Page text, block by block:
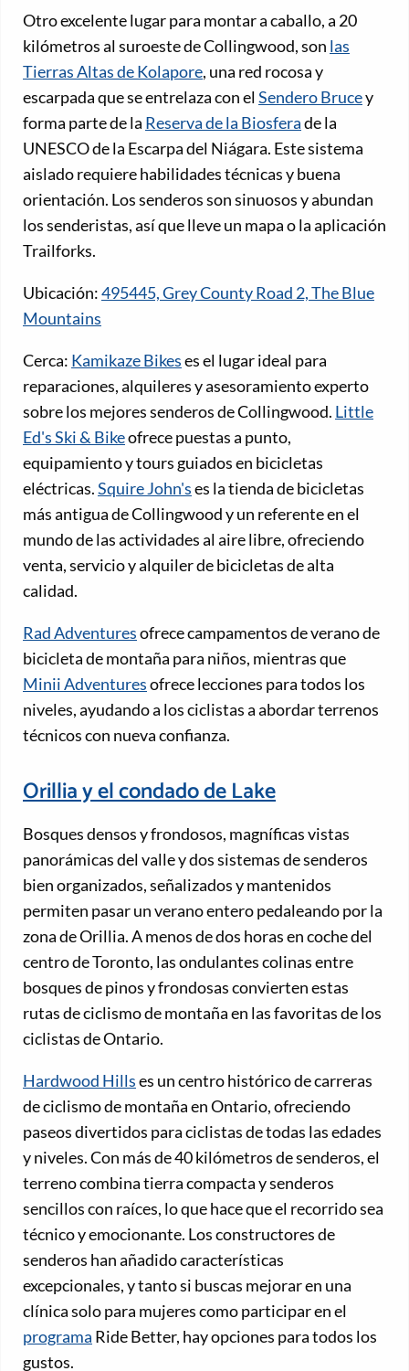
Otro excelente lugar para montar a caballo, a 20
kilómetros al suroeste de Collingwood, son las
Tierras Altas de Kolapore, una red rocosa y
escarpada que se entrelaza con elSendero Brucey
forma parte de la Reserva de la Biosferade la
UNESCO de la Escarpa del Niágara. Este sistema
aislado requiere habilidades técnicas y buena
orientación. Los senderos son sinuosos y abundan
los senderistas, así que lleve un mapa o la aplicación
Trailforks.
Ubicación:495445, Grey County Road 2, The Blue
Mountains
Cerca: Kamikaze Bikeses el lugar ideal para
reparaciones, alquileres y asesoramiento experto
sobre los mejores senderos de Collingwood. Little
Ed's Ski & Bikeofrece puestas a punto,
equipamiento y tours guiados en bicicletas
eléctricas.Squire John'ses la tienda de bicicletas
más antigua de Collingwood y un referente en el
mundo de las actividades al aire libre, ofreciendo
venta, servicio y alquiler de bicicletas de alta
calidad.
Rad Adventuresofrece campamentos de verano de
bicicleta de montaña para niños, mientras que
Minii Adventuresofrece lecciones para todos los
niveles, ayudando a los ciclistas a abordar terrenos
técnicos con nueva confianza.
Orillia y el condado de Lake
Bosques densos y frondosos, magníficas vistas
panorámicas del valle y dos sistemas de senderos
bien organizados, señalizados y mantenidos
permiten pasar un verano entero pedaleando por la
zona de Orillia. A menos de dos horas en coche del
centro de Toronto, las ondulantes colinas entre
bosques de pinos y frondosas convierten estas
rutas de ciclismo de montaña en las favoritas de los
ciclistas de Ontario.
Hardwood Hillses un centro histórico de carreras
de ciclismo de montaña en Ontario, ofreciendo
paseos divertidos para ciclistas de todas las edades
y niveles. Con más de 40 kilómetros de senderos, el
terreno combina tierra compacta y senderos
sencillos con raíces, lo que hace que el recorrido sea
técnico y emocionante. Los constructores de
senderos han añadido características
excepcionales, y tanto si buscas mejorar en una
clínica solo para mujeres como participar en el
programa Ride Better, hay opciones para todos los
gustos.